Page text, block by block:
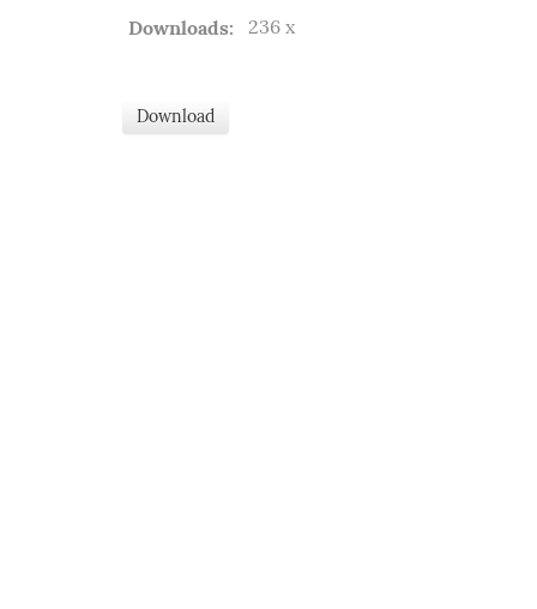
Downloads: 236 x